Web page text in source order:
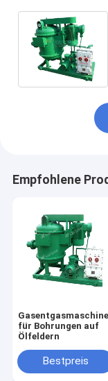
Empfohlene
Gasentgasmaschine
für Bohrungen auf
Ölfeldern
Bestpreis